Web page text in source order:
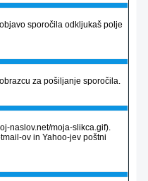
sporočila odkljukaš polje
za pošiljanje sporočila.
naslov.net/moja-slikca.gif).
ov in Yahoo-jev poštni